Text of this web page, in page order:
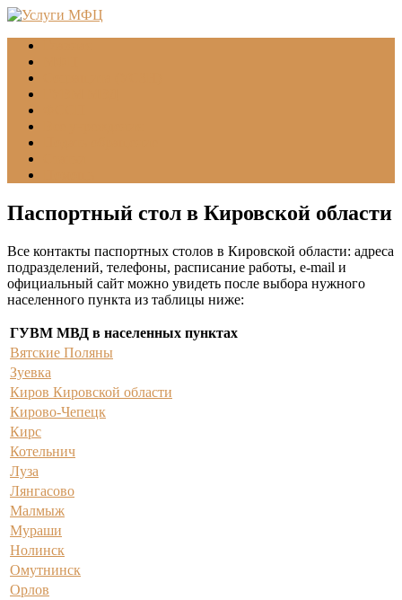
Паспортный стол в Кировской области
Все контакты паспортных столов в Кировской области: адреса
подразделений, телефоны, расписание работы, e-mail и
официальный сайт можно увидеть после выбора нужного
населенного пункта из таблицы ниже:
ГУВМ МВД в населенных пунктах
Вятские Поляны
Зуевка
Киров Кировской области
Кирово-Чепецк
Кирс
Котельнич
Луза
Лянгасово
Малмыж
Мураши
Нолинск
Омутнинск
Орлов